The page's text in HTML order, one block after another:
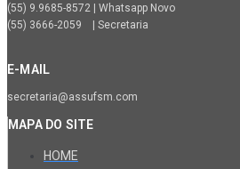
(55) 9.9685-8572 | Whatsapp Novo
(55) 3666-2059 | Secretaria
E-MAIL
secretaria@assufsm.com
MAPA DO SITE
HOME